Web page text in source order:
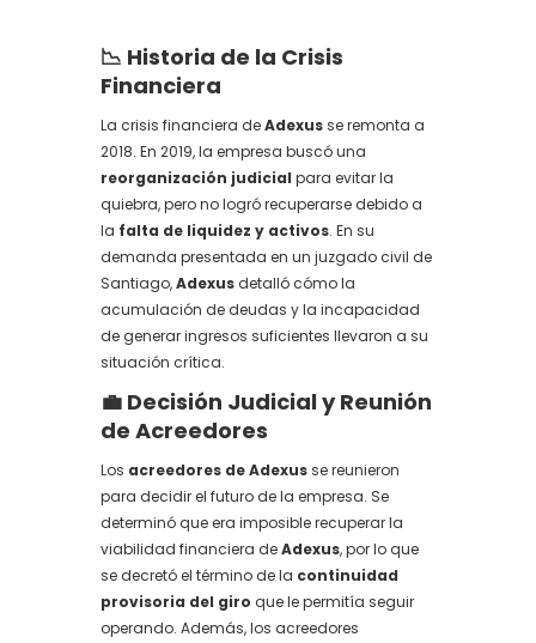
📉 Historia de la Crisis
Financiera
La crisis financiera deAdexusse remonta a
2018. En 2019, la empresa buscó una
reorganización judicial para evitar la
quiebra, pero no logró recuperarse debido a
la falta de liquidez y activos. En su
demanda presentada en un juzgado civil de
Santiago,Adexusdetalló cómo la
acumulación de deudas y la incapacidad
de generar ingresos suficientes llevaron a su
situación crítica.
💼 Decisión Judicial y Reunión
de Acreedores
Los acreedores de Adexusse reunieron
para decidir el futuro de la empresa. Se
determinó que era imposible recuperar la
viabilidad financiera deAdexus, por lo que
se decretó el término de la continuidad
provisoria del giro que le permitía seguir
operando. Además, los acreedores